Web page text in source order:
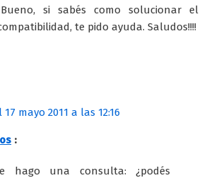
si sabés como solucionar el
te pido ayuda. Saludos!!!!
17 mayo 2011 a las 12:16
:
hago una consulta: ¿podés